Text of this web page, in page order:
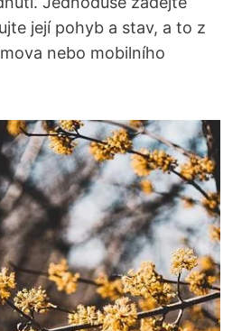
její pohyb a stav, a to z
nebo mobilního